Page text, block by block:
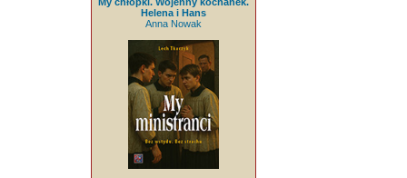
Helena i Hans
Anna Nowak